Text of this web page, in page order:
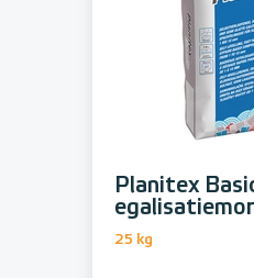
Planitex
25 kg